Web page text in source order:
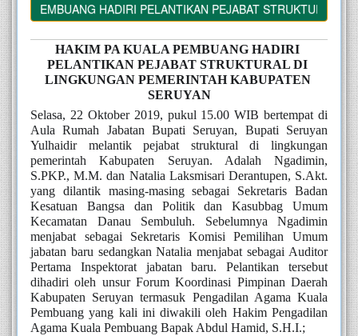
PEMBUANG HADIRI PELANTIKAN PEJABAT STRUKTURAL DI
HAKIM PA KUALA PEMBUANG HADIRI
PELANTIKAN PEJABAT STRUKTURAL DI
LINGKUNGAN PEMERINTAH KABUPATEN
SERUYAN
Selasa, 22 Oktober 2019, pukul 15.00 WIB bertempat di
Aula Rumah Jabatan Bupati Seruyan, Bupati Seruyan
Yulhaidir melantik pejabat struktural di lingkungan
pemerintah Kabupaten Seruyan. Adalah Ngadimin,
S.PKP., M.M. dan Natalia Laksmisari Derantupen, S.Akt.
yang dilantik masing-masing sebagai Sekretaris Badan
Kesatuan Bangsa dan Politik dan Kasubbag Umum
Kecamatan Danau Sembuluh. Sebelumnya Ngadimin
menjabat sebagai Sekretaris Komisi Pemilihan Umum
jabatan baru sedangkan Natalia menjabat sebagai Auditor
Pertama Inspektorat jabatan baru. Pelantikan tersebut
dihadiri oleh unsur Forum Koordinasi Pimpinan Daerah
Kabupaten Seruyan termasuk Pengadilan Agama Kuala
Pembuang yang kali ini diwakili oleh Hakim Pengadilan
Agama Kuala Pembuang Bapak Abdul Hamid, S.H.I.;